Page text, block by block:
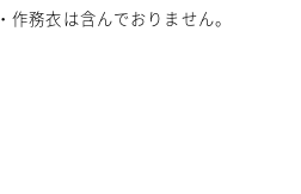
務衣は含んでおりません。